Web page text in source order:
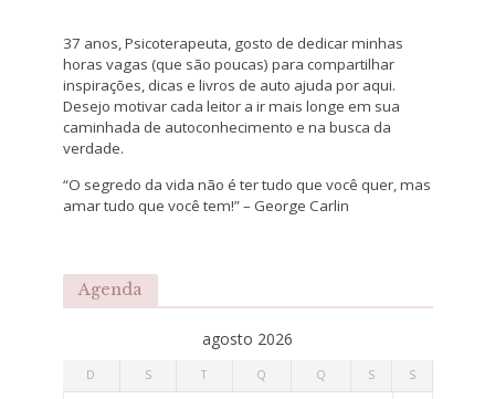
37 anos, Psicoterapeuta, gosto de dedicar minhas
horas vagas (que são poucas) para compartilhar
inspirações, dicas e livros de auto ajuda por aqui.
Desejo motivar cada leitor a ir mais longe em sua
caminhada de autoconhecimento e na busca da
verdade.
“O segredo da vida não é ter tudo que você quer, mas
amar tudo que você tem!” – George Carlin
Agenda
agosto 2026
D S T Q Q S S